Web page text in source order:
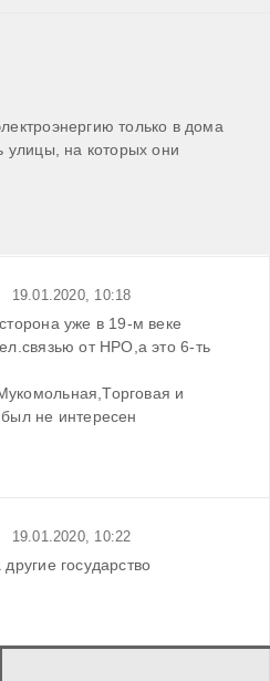
только в дома
улицы, на которых они
19.01.2020, 10:18
уже в 19-м веке
от НРО,а это 6-ть
и
не интересен
19.01.2020, 10:22
государство